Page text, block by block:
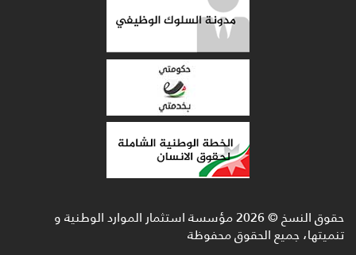
حقوق النسخ ©2026مؤسسة استثمار الموارد الوطنية و
تنميتها، جميع الحقوق محفوظة